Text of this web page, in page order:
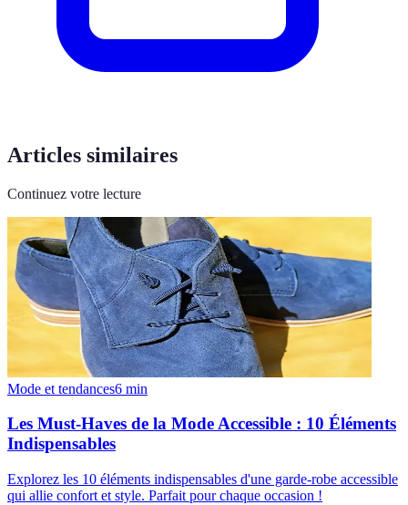
Articles similaires
Continuez votre lecture
Mode et tendances6 min
Les Must-Haves de la Mode Accessible : 10 Éléments
Indispensables
Explorez les 10 éléments indispensables d'une garde-robe accessible
qui allie confort et style. Parfait pour chaque occasion !